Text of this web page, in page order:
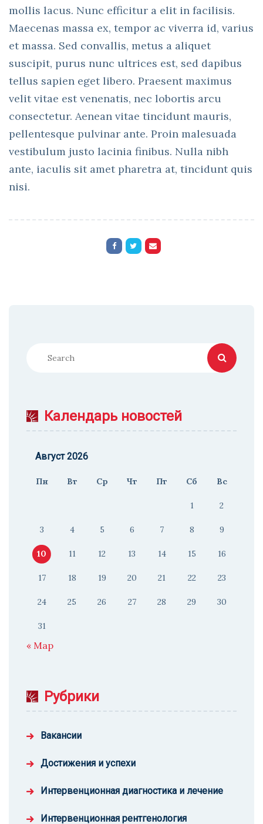
mollis lacus. Nunc efficitur a elit in facilisis.
Maecenas massa ex, tempor ac viverra id, varius
et massa. Sed convallis, metus a aliquet
suscipit, purus nunc ultrices est, sed dapibus
tellus sapien eget libero. Praesent maximus
velit vitae est venenatis, nec lobortis arcu
consectetur. Aenean vitae tincidunt mauris,
pellentesque pulvinar ante. Proin malesuada
vestibulum justo lacinia finibus. Nulla nibh
ante, iaculis sit amet pharetra at, tincidunt quis
nisi.
Календарь новостей
Август 2026
Пн Вт Ср Чт Пт Сб Вс
1 2
3 4 5 6 7 8 9
10 11 12 13 14 15 16
17 18 19 20 21 22 23
24 25 26 27 28 29 30
31
« Мар
Рубрики
Вакансии
Достижения и успехи
Интервенционная диагностика и лечение
Интервенционная рентгенология